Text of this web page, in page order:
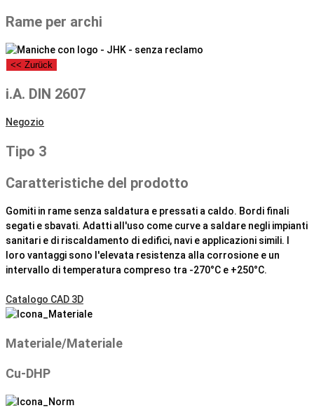
Rame per archi
<< Zurück
i.A. DIN 2607
Negozio
Tipo 3
Caratteristiche del prodotto
Gomiti in rame senza saldatura e pressati a caldo. Bordi finali
segati e sbavati. Adatti all'uso come curve a saldare negli impianti
sanitari e di riscaldamento di edifici, navi e applicazioni simili. I
loro vantaggi sono l'elevata resistenza alla corrosione e un
intervallo di temperatura compreso tra -270°C e +250°C.
Catalogo CAD 3D
Materiale/Materiale
Cu-DHP